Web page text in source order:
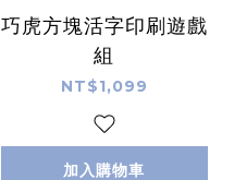
巧虎方塊活字印刷遊戲
組
NT$1,099
加入購物車